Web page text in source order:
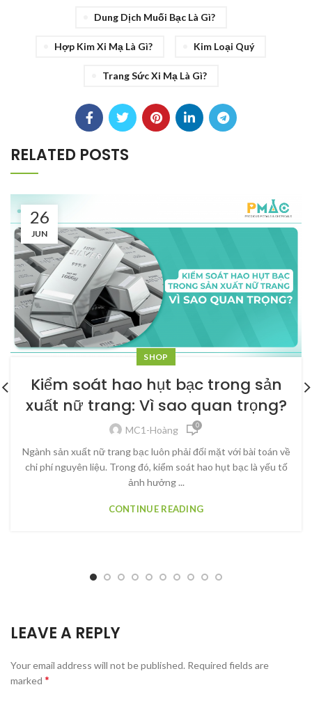
Dung Dịch Muối Bạc Là Gì?
Hợp Kim Xi Mạ Là Gì? Kim Loại Quý
Trang Sức Xi Mạ Là Gì?
RELATED POSTS
26
JUN
SHOP
Kiểm soát hao hụt bạc trong sản
xuất nữ trang: Vì sao quan trọng?
MC1-Hoàng 0
Ngành sản xuất nữ trang bạc luôn phải đối mặt với bài toán về
chi phí nguyên liệu. Trong đó, kiểm soát hao hụt bạc là yếu tố
ảnh hưởng ...
CONTINUE READING
LEAVE A REPLY
Your email address will not be published. Required fields are
marked *